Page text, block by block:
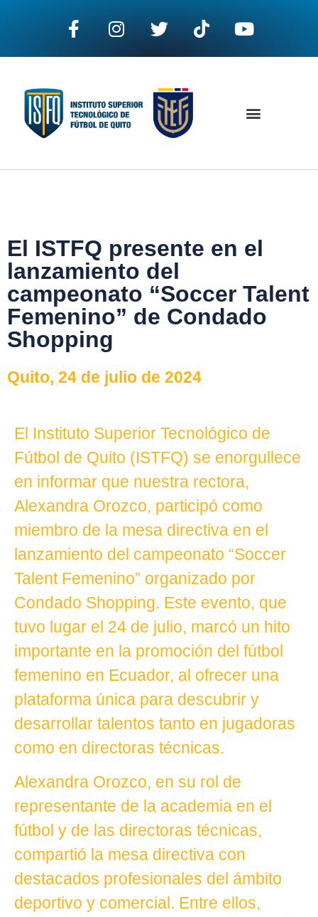
El ISTFQ presente en el
lanzamiento del
campeonato “Soccer Talent
Femenino” de Condado
Shopping
Quito, 24 de julio de 2024
El Instituto Superior Tecnológico de
Fútbol de Quito (ISTFQ) se enorgullece
en informar que nuestra rectora,
Alexandra Orozco, participó como
miembro de la mesa directiva en el
lanzamiento del campeonato “Soccer
Talent Femenino” organizado por
Condado Shopping. Este evento, que
tuvo lugar el 24 de julio, marcó un hito
importante en la promoción del fútbol
femenino en Ecuador, al ofrecer una
plataforma única para descubrir y
desarrollar talentos tanto en jugadoras
como en directoras técnicas.
Alexandra Orozco, en su rol de
representante de la academia en el
fútbol y de las directoras técnicas,
compartió la mesa directiva con
destacados profesionales del ámbito
deportivo y comercial. Entre ellos,